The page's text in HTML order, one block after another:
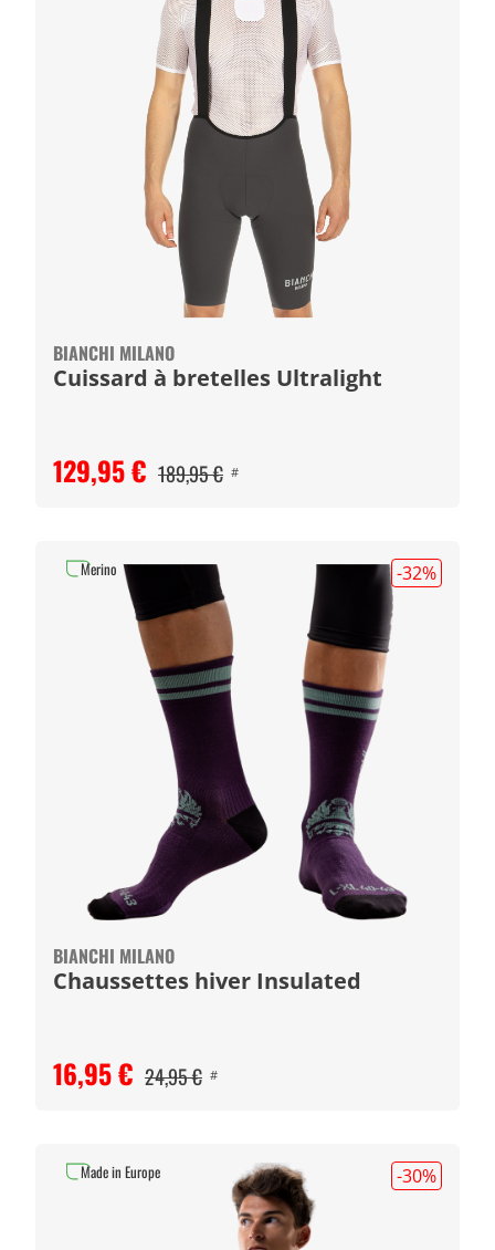
BIANCHI MILANO
Cuissard à bretelles Ultralight
129,95 € 189,95 € #
-32%
BIANCHI MILANO
Chaussettes hiver Insulated
16,95 € 24,95 € #
Merino
-30%
Made in Europe